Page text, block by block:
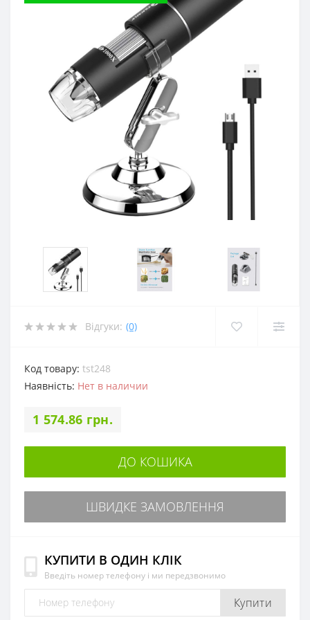
Відгуки: (0)
Код товару: tst248
Наявність: Нет в наличии
1 574.86 грн.
ДО КОШИКА
ШВИДКЕ ЗАМОВЛЕННЯ
КУПИТИ В ОДИН КЛІК
Введіть номер телефону і ми передзвонимо
Купити